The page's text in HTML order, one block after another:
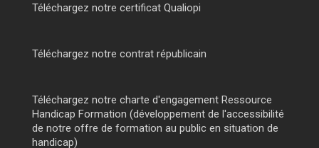
Téléchargez notre certificat Qualiopi
Téléchargez notre contrat républicain
Téléchargez notre charte d'engagement Ressource
Handicap Formation (développement de l'accessibilité
de notre offre de formation au public en situation de
handicap)